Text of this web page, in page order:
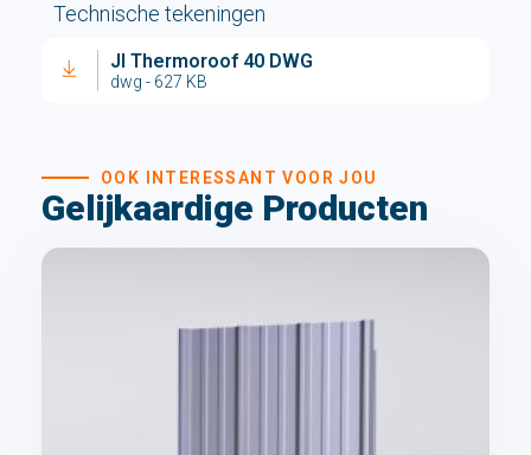
Technische tekeningen
JI Thermoroof 40 DWG
dwg - 627 KB
Gelijkaardige Producten
OOK INTERESSANT VOOR JOU